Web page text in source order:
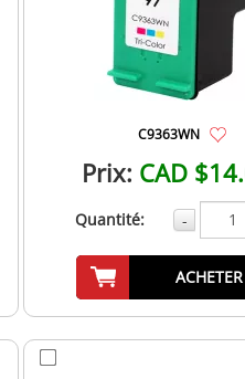
C9363WN
Prix: CAD
Quantité: -
ACHETER